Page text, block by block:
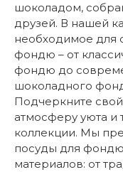
шоколадом,
друзей. В нашей
необходимое для
фондю – от
фондю до
шоколадного
Подчеркните
атмосферу уюта
коллекции. Мы
посуды для
материалов: от